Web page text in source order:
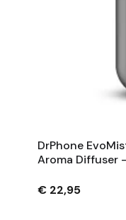
DrPhone
Aroma Diffuser
€ 22,95